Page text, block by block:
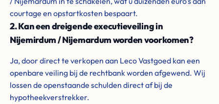
courtage en opstartkosten bespaart.
2. Kan een dreigende executieveiling in
Nijemirdum / Nijemardum worden voorkomen?
Ja, door direct te verkopen aan Leco Vastgoed kan een
openbare veiling bij de rechtbank worden afgewend. Wij
lossen de openstaande schulden direct af bij de
hypotheekverstrekker.